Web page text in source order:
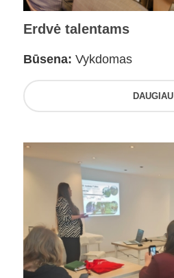
Erdvė talentams
Būsena: Vykdomas
DAUGIAU